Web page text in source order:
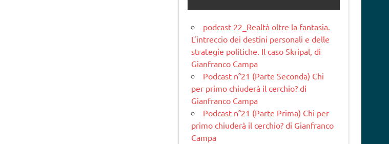
podcast 22_Realtà oltre la fantasia.
L’intreccio dei destini personali e delle
strategie politiche. Il caso Skripal, di
Gianfranco Campa
Podcast n°21 (Parte Seconda) Chi
per primo chiuderà il cerchio? di
Gianfranco Campa
Podcast n°21 (Parte Prima) Chi per
primo chiuderà il cerchio? di Gianfranco
Campa